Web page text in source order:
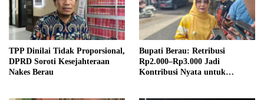
TPP Dinilai Tidak Proporsional,
DPRD Soroti Kesejahteraan
Nakes Berau
Bupati Berau: Retribusi
Rp2.000–Rp3.000 Jadi
Kontribusi Nyata untuk